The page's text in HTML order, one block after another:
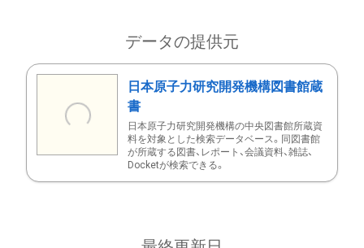
データの提供元
日本原子力研究開発機構図書館蔵
書
日本原子力研究開発機構の中央図書館所蔵資
料を対象とした検索データベース。同図書館
が所蔵する図書、レポート、会議資料、雑誌、
Docketが検索できる。